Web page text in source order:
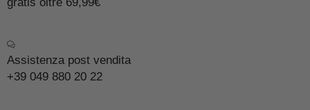
Assistenza post vendita
+39 049 880 20 22